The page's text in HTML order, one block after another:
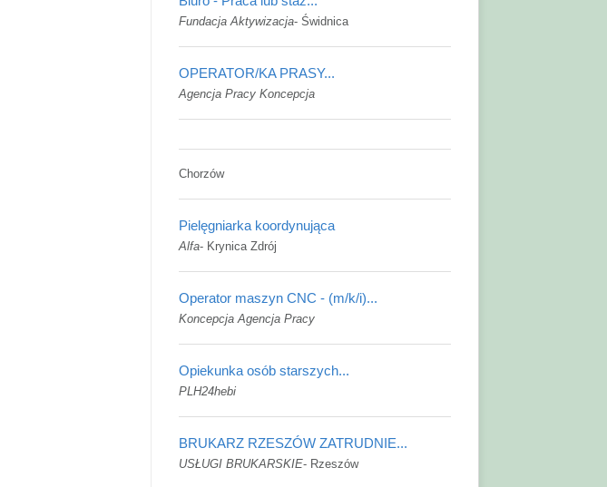
Fundacja Aktywizacja- Świdnica
OPERATOR/KA PRASY...
Agencja Pracy Koncepcja
Chorzów
Pielęgniarka koordynująca
Alfa- Krynica Zdrój
Operator maszyn CNC - (m/k/i)...
Koncepcja Agencja Pracy
Opiekunka osób starszych...
PLH24hebi
BRUKARZ RZESZÓW ZATRUDNIE...
USŁUGI BRUKARSKIE- Rzeszów